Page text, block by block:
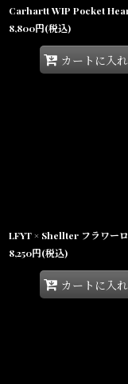
8,800円(税込)
カートに入
8,250円(税込)
カートに入